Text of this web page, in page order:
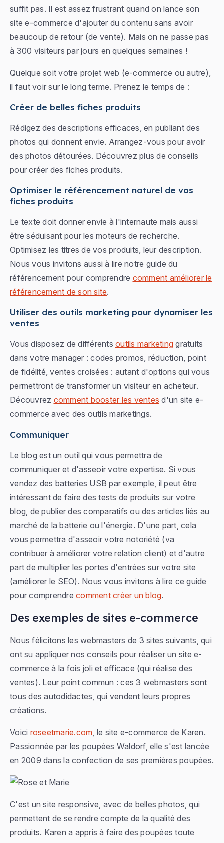
suffit pas. Il est assez frustrant quand on lance son
site e-commerce d'ajouter du contenu sans avoir
beaucoup de retour (de vente). Mais on ne passe pas
à 300 visiteurs par jours en quelques semaines !
Quelque soit votre projet web (e-commerce ou autre),
il faut voir sur le long terme. Prenez le temps de :
Créer de belles fiches produits
Rédigez des descriptions efficaces, en publiant des
photos qui donnent envie. Arrangez-vous pour avoir
des photos détourées. Découvrez plus de conseils
pour créer des fiches produits.
Optimiser le référencement naturel de vos
fiches produits
Le texte doit donner envie à l'internaute mais aussi
être séduisant pour les moteurs de recherche.
Optimisez les titres de vos produits, leur description.
Nous vous invitons aussi à lire notre guide du
référencement pour comprendre comment améliorer le
référencement de son site.
Utiliser des outils marketing pour dynamiser les
ventes
Vous disposez de différents outils marketing gratuits
dans votre manager : codes promos, réduction, point
de fidélité, ventes croisées : autant d'options qui vous
permettront de transformer un visiteur en acheteur.
Découvrez comment booster les ventes d'un site e-
commerce avec des outils marketings.
Communiquer
Le blog est un outil qui vous permettra de
communiquer et d'asseoir votre expertise. Si vous
vendez des batteries USB par exemple, il peut être
intéressant de faire des tests de produits sur votre
blog, de publier des comparatifs ou des articles liés au
marché de la batterie ou l'énergie. D'une part, cela
vous permettra d'asseoir votre notoriété (va
contribuer à améliorer votre relation client) et d'autre
part de multiplier les portes d'entrées sur votre site
(améliorer le SEO). Nous vous invitons à lire ce guide
pour comprendre comment créer un blog.
Des exemples de sites e-commerce
Nous félicitons les webmasters de 3 sites suivants, qui
ont su appliquer nos conseils pour réaliser un site e-
commerce à la fois joli et efficace (qui réalise des
ventes). Leur point commun : ces 3 webmasters sont
tous des autodidactes, qui vendent leurs propres
créations.
Voici roseetmarie.com , le site e-commerce de Karen.
Passionnée par les poupées Waldorf, elle s'est lancée
en 2009 dans la confection de ses premières poupées.
C'est un site responsive, avec de belles photos, qui
permettent de se rendre compte de la qualité des
produits. Karen a appris à faire des poupées toute